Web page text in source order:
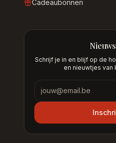
Cadeaubonnen
Schrijf je in en blijf op de
en nieuwtjes van
Nieuwsbrief